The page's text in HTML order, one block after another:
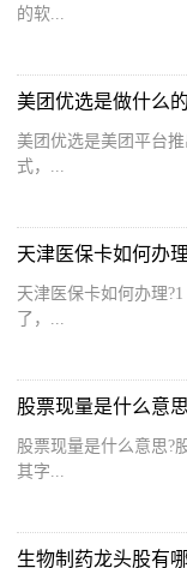
的软...
美团优选是做什么
美团优选是美团平台
式，...
天津医保卡如何办理
了，...
股票现量是什么意
股票现量是什么意思?
其字...
生物制药龙头股有